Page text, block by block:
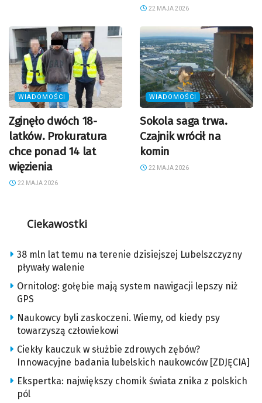
22 MAJA 2026
WIADOMOŚCI
Zginęło dwóch 18-
latków. Prokuratura
chce ponad 14 lat
więzienia
22 MAJA 2026
WIADOMOŚCI
Sokola saga trwa.
Czajnik wrócił na
komin
22 MAJA 2026
Ciekawostki
38 mln lat temu na terenie dzisiejszej Lubelszczyzny
pływały walenie
Ornitolog: gołębie mają system nawigacji lepszy niż
GPS
Naukowcy byli zaskoczeni. Wiemy, od kiedy psy
towarzyszą człowiekowi
Ciekły kauczuk w służbie zdrowych zębów?
Innowacyjne badania lubelskich naukowców [ZDJĘCIA]
Ekspertka: największy chomik świata znika z polskich
pól